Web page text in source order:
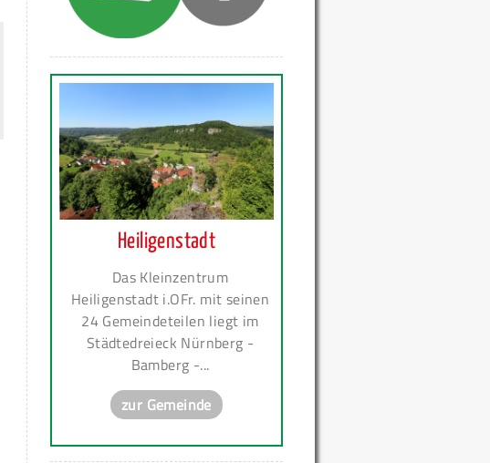
Heiligenstadt
Das Kleinzentrum
Heiligenstadt i.OFr. mit seinen
24 Gemeindeteilen liegt im
Städtedreieck Nürnberg -
Bamberg -...
zur Gemeinde